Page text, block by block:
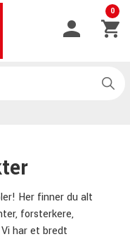
0
Her finner du alt
forsterkere,
har et bredt